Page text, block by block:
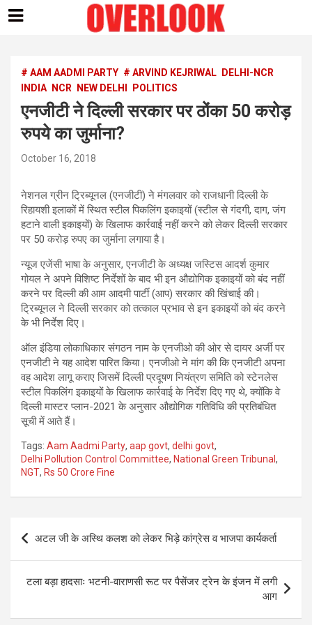
content# AAM AADMI PARTY # ARVIND KEJRIWAL
DELHI-NCR
INDIA
NCR NEW DELHI POLITICS
एनजीटी ने दिल्ली सरकार पर ठोंका 50 करोड़
रुपये का जुर्माना?
October 16, 2018
नेशनल ग्रीन ट्रिब्यूनल (एनजीटी) ने मंगलवार को राजधानी दिल्ली के
रिहायशी इलाकों में स्थित स्टील पिकलिंग इकाइयों (स्टील से गंदगी, दाग, जंग
हटाने वाली इकाइयों) के खिलाफ कार्रवाई नहीं करने को लेकर दिल्ली सरकार
पर 50 करोड़ रुपए का जुर्माना लगाया है।
न्यूज एजेंसी भाषा के अनुसार, एनजीटी के अध्यक्ष जस्टिस आदर्श कुमार
गोयल ने अपने विशिष्ट निर्देशों के बाद भी इन औद्योगिक इकाइयों को बंद नहीं
करने पर दिल्ली की आम आदमी पार्टी (आप) सरकार की खिंचाई की।
ट्रिब्यूनल ने दिल्ली सरकार को तत्काल प्रभाव से इन इकाइयों को बंद करने
के भी निर्देश दिए।
ऑल इंडिया लोकाधिकार संगठन नाम के एनजीओ की ओर से दायर अर्जी पर
एनजीटी ने यह आदेश पारित किया। एनजीओ ने मांग की कि एनजीटी अपना
वह आदेश लागू कराए जिसमें दिल्ली प्रदूषण नियंत्रण समिति को स्टेनलेस
स्टील पिकलिंग इकाइयों के खिलाफ कार्रवाई के निर्देश दिए गए थे, क्योंकि वे
दिल्ली मास्टर प्लान-2021 के अनुसार औद्योगिक गतिविधि की प्रतिबंधित
सूची में आते हैं।
Tags: Aam Aadmi Party, aap govt, delhi govt,
Delhi Pollution Control Committee, National Green Tribunal ,
NGT, Rs 50 Crore Fine
Post
navigation
अटल जी के अस्थि कलश को लेकर भिड़े कांग्रेस व भाजपा कार्यकर्ता
टला बड़ा हादसाः भटनी-वाराणसी रूट पर पैसेंजर ट्रेन के इंजन में लगी
आग